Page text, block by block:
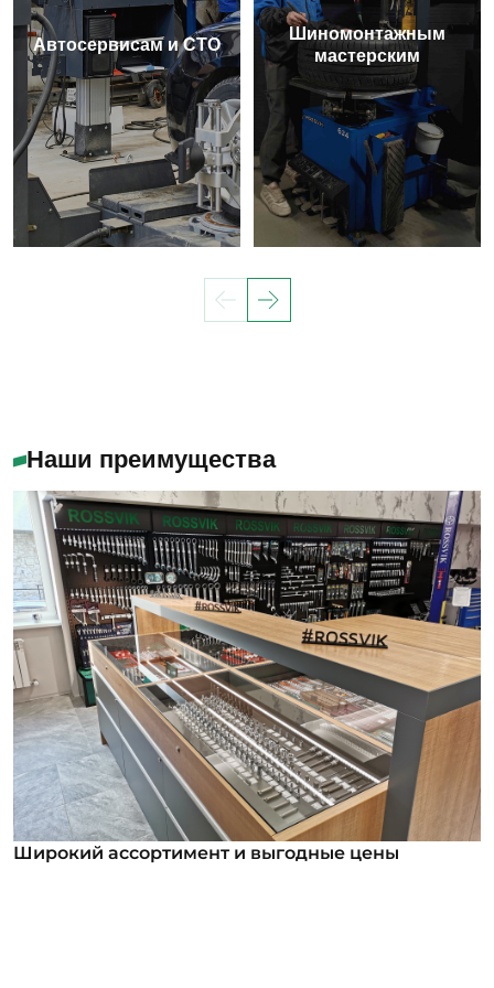
Автосервисам и СТО
Шиномонтажным
мастерским
Наши преимущества
Широкий ассортимент и выгодные цены